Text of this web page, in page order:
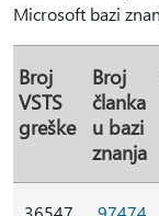
Microsoft bazi
Broj
VSTS
greške
Broj
članka
u bazi
znanja